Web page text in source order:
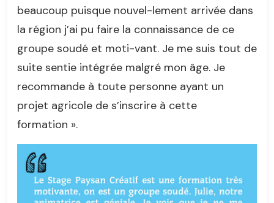
beaucoup puisque nouvel-lement arrivée dans
la région j’ai pu faire la connaissance de ce
groupe soudé et moti-vant. Je me suis tout de
suite sentie intégrée malgré mon âge. Je
recommande à toute personne ayant un
projet agricole de s’inscrire à cette
formation ».